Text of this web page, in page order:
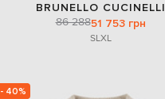
BRUNELLO CUCINELLI
86 28851 753 грн
SLXL
- 40%